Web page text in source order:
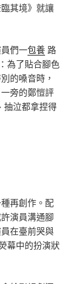
其境》就讓
們一包養 路
為了貼合腳色
的嗓音時，
旁的鄭愷評
抽泣都拿捏得
再創作。配
演員溝通腳
在臺前哭與
幕中的扮演狀